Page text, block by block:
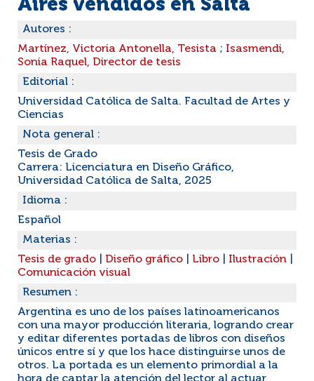
Aires vendidos en Salta
Autores :
Martínez, Victoria Antonella, Tesista ; Isasmendi,
Sonia Raquel, Director de tesis
Editorial :
Universidad Católica de Salta. Facultad de Artes y
Ciencias
Nota general :
Tesis de Grado
Carrera: Licenciatura en Diseño Gráfico,
Universidad Católica de Salta, 2025
Idioma :
Español
Materias :
Tesis de grado
Diseño gráfico Libro Ilustración
Comunicación visual
Resumen :
Argentina es uno de los países latinoamericanos
con una mayor producción literaria, logrando crear
y editar diferentes portadas de libros con diseños
únicos entre sí y que los hace distinguirse unos de
otros. La portada es un elemento primordial a la